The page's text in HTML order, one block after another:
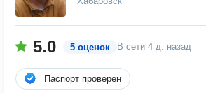
5.0 5 оценок В сети 4 д. назад
Паспорт проверен